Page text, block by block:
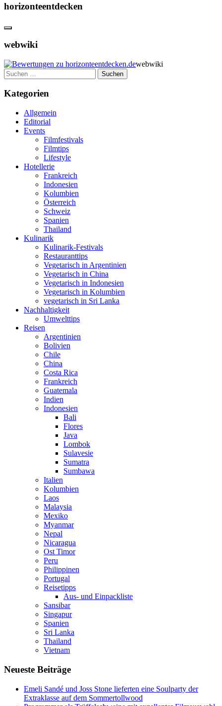
horizonteentdecken
webwiki
webwiki
Suchen
nach:
Kategorien
Allgemein
Editorial
Events
Filmfestivals
Filmtips
Lifestyle
Hotellerie
Frankreich
Indonesien
Kolumbien
Österreich
Schweiz
Spanien
Thailand
Kulinarik
Kulinarik-Festivals
Restauranttips
Vegetarisch in Argentinien
Vegetarisch in China
Vegetarisch in Indonesien
Vegetarisch in Kolumbien
vegetarisch in Sri Lanka
Nachhaltigkeit
Umwelttips
Reisen
Argentinien
Bolivien
Chile
China
Costa Rica
Frankreich
Guatemala
Indien
Indonesien
Bali
Flores
Java
Lombok
Sulavesie
Sumatra
Sumbawa
Italien
Kolumbien
Laos
Malaysia
Mexiko
Myanmar
Nepal
Nicaragua
Ost Timor
Peru
Philippinen
Portugal
Reisetipps
Aus- und Einpackliste
Sansibar
Singapur
Spanien
Sri Lanka
Thailand
Vietnam
Neueste Beiträge
Emeli Sandé und Joss Stone lieferten eine Soulparty der
Extraklasse auf dem Sommertollwood